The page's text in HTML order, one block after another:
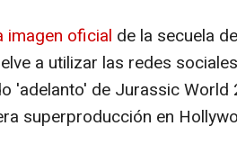
imagen oficial de la secuela de
a utilizar las redes
'adelanto' de Jurassic World
superproducción en